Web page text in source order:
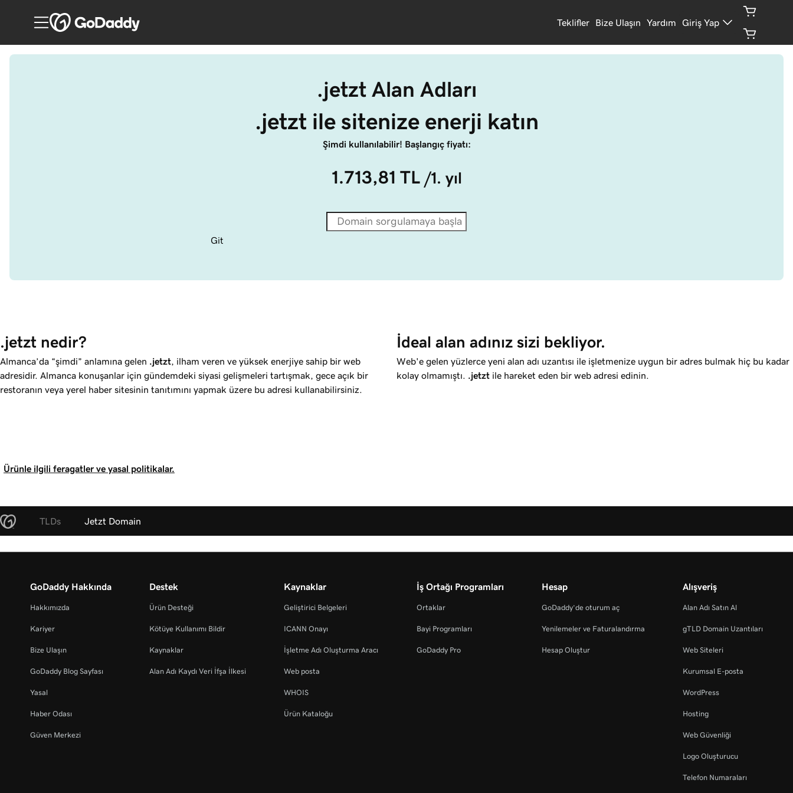
Teklifler Bize Ulaşın Yardım Giriş Yap
.jetzt Alan Adları
.jetzt ile sitenize enerji katın
Şimdi kullanılabilir! Başlangıç fiyatı:
1.713,81 TL /1. yıl
Git
.jetzt nedir?
Almanca’da “şimdi” anlamına gelen .jetzt , ilham veren ve yüksek enerjiye sahip bir web
adresidir. Almanca konuşanlar için gündemdeki siyasi gelişmeleri tartışmak, gece açık bir
restoranın veya yerel haber sitesinin tanıtımını yapmak üzere bu adresi kullanabilirsiniz.
İdeal alan adınız sizi bekliyor.
Web'e gelen yüzlerce yeni alan adı uzantısı ile işletmenize uygun bir adres bulmak hiç bu kadar
kolay olmamıştı.
.jetzt ile hareket eden bir web adresi edinin.
Ürünle ilgili feragatler ve yasal politikalar.
TLDs Jetzt Domain
GoDaddy Hakkında
Hakkımızda
Kariyer
Bize Ulaşın
GoDaddy Blog Sayfası
Yasal
Haber Odası
Güven Merkezi
Destek
Ürün Desteği
Kötüye Kullanımı Bildir
Kaynaklar
Alan Adı Kaydı Veri İfşa İlkesi
Kaynaklar
Geliştirici Belgeleri
ICANN Onayı
İşletme Adı Oluşturma Aracı
Web posta
WHOIS
Ürün Kataloğu
İş Ortağı Programları
Ortaklar
Bayi Programları
GoDaddy Pro
Hesap
GoDaddy’de oturum aç
Yenilemeler ve Faturalandırma
Hesap Oluştur
Alışveriş
Alan Adı Satın Al
gTLD Domain Uzantıları
Web Siteleri
Kurumsal E-posta
WordPress
Hosting
Web Güvenliği
Logo Oluşturucu
Telefon Numaraları